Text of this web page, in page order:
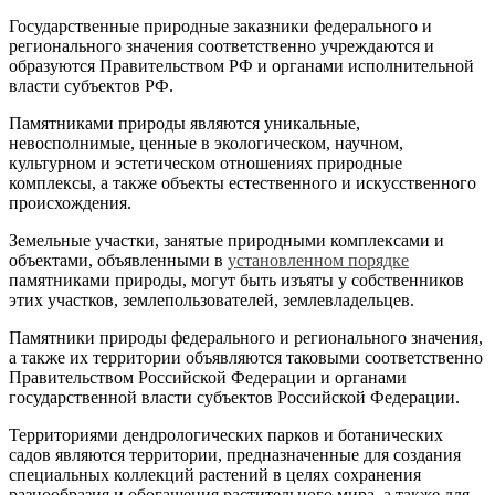
Государственные природные заказники федерального и
регионального значения соответственно учреждаются и
образуются Правительством РФ и органами исполнительной
власти субъектов РФ.
Памятниками природы являются уникальные,
невосполнимые, ценные в экологическом, научном,
культурном и эстетическом отношениях природные
комплексы, а также объекты естественного и искусственного
происхождения.
Земельные участки, занятые природными комплексами и
объектами, объявленными в установленном порядке
памятниками природы, могут быть изъяты у собственников
этих участков, землепользователей, землевладельцев.
Памятники природы федерального и регионального значения,
а также их территории объявляются таковыми соответственно
Правительством Российской Федерации и органами
государственной власти субъектов Российской Федерации.
Территориями дендрологических парков и ботанических
садов являются территории, предназначенные для создания
специальных коллекций растений в целях сохранения